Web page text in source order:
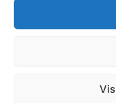
Mercurio
iscritta al Registro
Sito gestito da